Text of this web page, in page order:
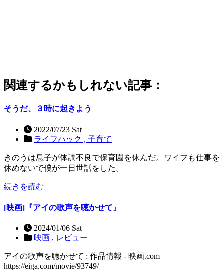
関連するかもしれない記事：
そうだ、３時に起きよう
2022/07/23 Sat
ライフハック , 子育て
きのうは息子が体調不良で保育園を休んだ。ワイフも仕事を
休めないで僕が一日世話をした。
続きを読む
[映画]『アイの歌声を聴かせて』
2024/01/06 Sat
映画 , レビュー
アイの歌声を聴かせて : 作品情報 - 映画.com
https://eiga.com/movie/93749/